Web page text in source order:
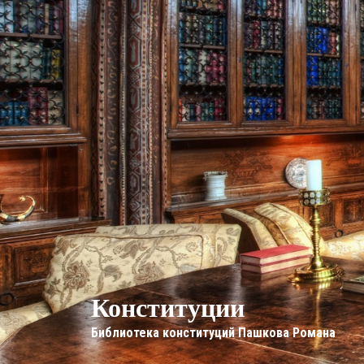
Конституции
Библиотека конституций Пашкова Романа